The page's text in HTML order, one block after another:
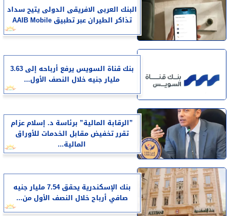
البنك العربى الافريقى الدولى يتيح سداد
تذاكر الطيران عبر تطبيق AAIB Mobile
بنك قناة السويس يرفع أرباحه إلى 3.63
مليار جنيه خلال النصف الأول...
”الرقابة المالية” برئاسة د. إسلام عزام
تقرر تخفيض مقابل الخدمات للأوراق
المالية...
بنك الإسكندرية يحقق 7.54 مليار جنيه
صافي أرباح خلال النصف الأول من...